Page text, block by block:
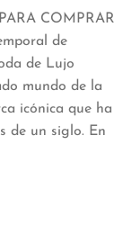
COMPRAR
de
de Lujo
mundo de la
icónica que ha
de un siglo. En